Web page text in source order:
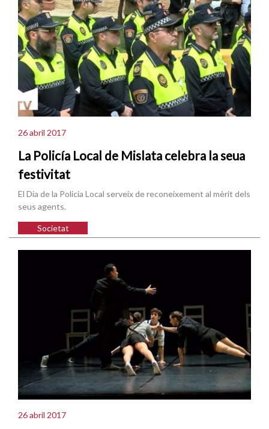
26 abril 2017
La Policía Local de Mislata celebra la seua
festivitat
El Dia de la Policia Local serveix de reconeixement al mèrit dels
seus agents.
Societat
26 abril 2017